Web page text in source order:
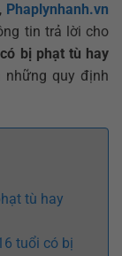
Phaplynhanh.vn
tin trả lời cho
bị phạt tù hay
những quy định
tù hay
tuổi có bị